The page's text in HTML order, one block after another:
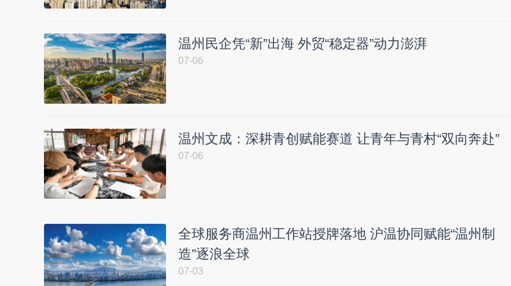
温州民企凭“新”出海 外贸“稳定器”动力澎湃
07-06
温州文成：深耕青创赋能赛道 让青年与青村“双向奔赴”
07-06
全球服务商温州工作站授牌落地 沪温协同赋能“温州制
造”逐浪全球
07-03